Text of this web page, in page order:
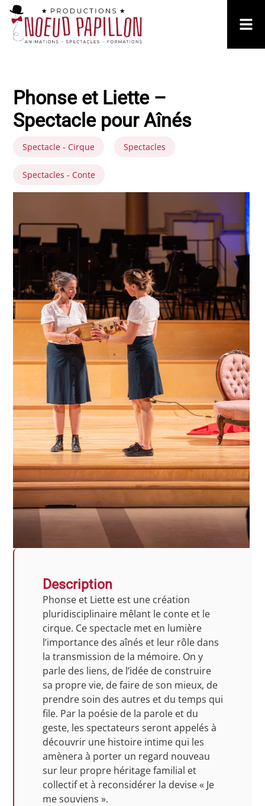
Phonse et Liette –
Spectacle pour Aînés
Spectacle - Cirque Spectacles
Spectacles - Conte
Description
Phonse et Liette est une création
pluridisciplinaire mêlant le conte et le
cirque. Ce spectacle met en lumière
l’importance des aînés et leur rôle dans
la transmission de la mémoire. On y
parle des liens, de l’idée de construire
sa propre vie, de faire de son mieux, de
prendre soin des autres et du temps qui
file. Par la poésie de la parole et du
geste, les spectateurs seront appelés à
découvrir une histoire intime qui les
amènera à porter un regard nouveau
sur leur propre héritage familial et
collectif et à reconsidérer la devise « Je
me souviens ».